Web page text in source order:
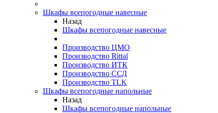
Шкафы всепогодные навесные
Назад
Шкафы всепогодные навесные
Производство ЦМО
Производство Rittal
Производство ИТК
Производство ССД
Производство TLK
Шкафы всепогодные напольные
Назад
Шкафы всепогодные напольные